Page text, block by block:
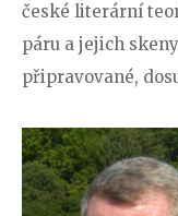
české literární
páru a jejich
připravované,